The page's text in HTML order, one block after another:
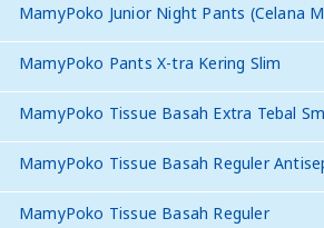
MamyPoko Junior Night Pants (Celana
MamyPoko Pants X-tra Kering Slim
MamyPoko Tissue Basah Extra Tebal
MamyPoko Tissue Basah Reguler
MamyPoko Tissue Basah Reguler